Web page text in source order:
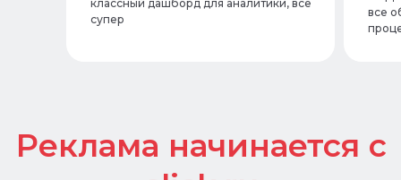
все
классный дашборд для аналитики, все
супер